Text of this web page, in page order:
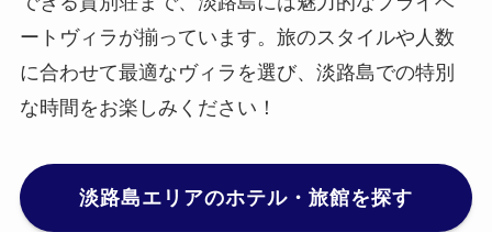
ートヴィラが揃っています。旅のスタイルや人数
に合わせて最適なヴィラを選び、淡路島での特別
な時間をお楽しみください！
淡路島エリアのホテル・旅館を探す